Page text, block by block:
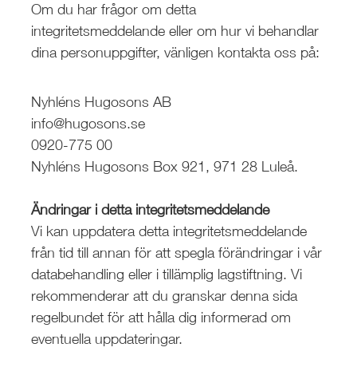
Om du har frågor om detta
integritetsmeddelande eller om hur vi behandlar
dina personuppgifter, vänligen kontakta oss på:
Nyhléns Hugosons AB
info@hugosons.se
0920-775 00
Nyhléns Hugosons Box 921, 971 28 Luleå.
Ändringar i detta integritetsmeddelande
Vi kan uppdatera detta integritetsmeddelande
från tid till annan för att spegla förändringar i vår
databehandling eller i tillämplig lagstiftning. Vi
rekommenderar att du granskar denna sida
regelbundet för att hålla dig informerad om
eventuella uppdateringar.